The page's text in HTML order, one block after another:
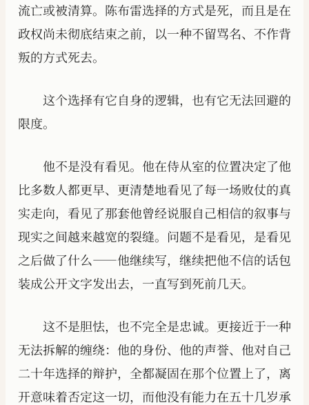
流亡或被清算。陈布雷选择的方式是死，而且是在
政权尚未彻底结束之前，以一种不留骂名、不作背
叛的方式死去。
这个选择有它自身的逻辑，也有它无法回避的
限度。
他不是没有看见。他在侍从室的位置决定了他
比多数人都更早、更清楚地看见了每一场败仗的真
实走向，看见了那套他曾经说服自己相信的叙事与
现实之间越来越宽的裂缝。问题不是看见，是看见
之后做了什么——他继续写，继续把他不信的话包
装成公开文字发出去，一直写到死前几天。
这不是胆怯，也不完全是忠诚。更接近于一种
无法拆解的缠绕：他的身份、他的声誉、他对自己
二十年选择的辩护，全都凝固在那个位置上了，离
开意味着否定这一切，而他没有能力在五十几岁承